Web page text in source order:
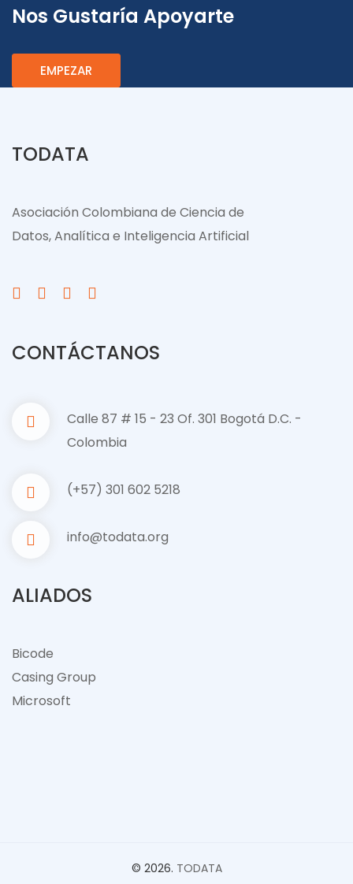
Nos Gustaría Apoyarte
EMPEZAR
TODATA
Asociación Colombiana de Ciencia de
Datos, Analítica e Inteligencia Artificial
CONTÁCTANOS
Calle 87 # 15 - 23 Of. 301 Bogotá D.C. -
Colombia
(+57) 301 602 5218
info@todata.org
ALIADOS
Bicode
Casing Group
Microsoft
© 2026. TODATA